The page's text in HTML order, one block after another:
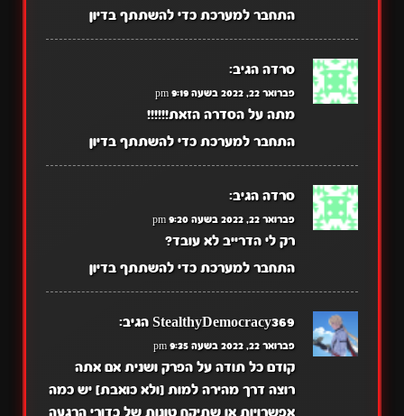
התחבר למערכת כדי להשתתף בדיון
סרדה הגיב:
פברואר 22, 2022 בשעה 9:19 pm
מתה על הסדרה הזאת!!!!!!
התחבר למערכת כדי להשתתף בדיון
סרדה הגיב:
פברואר 22, 2022 בשעה 9:20 pm
רק לי הדרייב לא עובד?
התחבר למערכת כדי להשתתף בדיון
StealthyDemocracy369 הגיב:
פברואר 22, 2022 בשעה 9:35 pm
קודם כל תודה על הפרק ושנית אם אתה
רוצה דרך מהירה למות [ולא כואבת] יש כמה
אפשרויות או שתיקח טונות של כדורי הרגעה